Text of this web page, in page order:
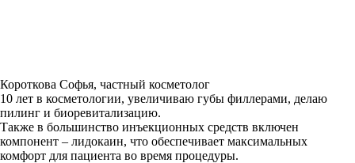
Короткова Софья, частный косметолог
10 лет в косметологии, увеличиваю губы филлерами, делаю
пилинг и биоревитализацию.
Также в большинство инъекционных средств включен
компонент – лидокаин, что обеспечивает максимальных
комфорт для пациента во время процедуры.